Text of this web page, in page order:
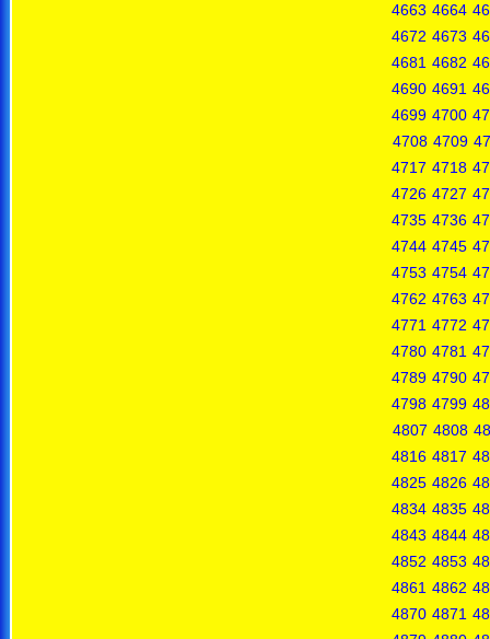
4663 4664
4672 4673
4681 4682
4690 4691
4699 4700
4708 4709
4717 4718
4726 4727
4735 4736
4744 4745
4753 4754
4762 4763
4771 4772
4780 4781
4789 4790
4798 4799
4807 4808
4816 4817
4825 4826
4834 4835
4843 4844
4852 4853
4861 4862
4870 4871